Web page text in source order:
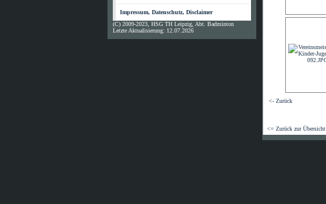
Impressum, Datenschutz, Disclaimer
(C) 2009-2023, HSG TH Leipzig, Abt. Badminton
Letzte Aktualisierung: 12.07.2026
<- Zurück
<= Zurück zur Übersicht